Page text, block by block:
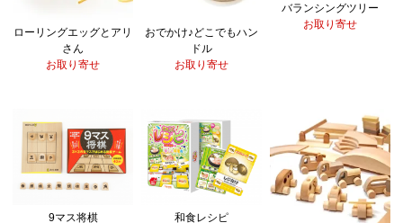
ローリングエッグとアリ
さん
お取り寄せ
おでかけ♪どこでもハン
ドル
お取り寄せ
バランシングツリー
お取り寄せ
9マス将棋
和食レシピ